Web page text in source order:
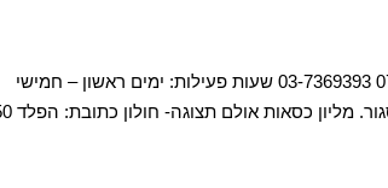
מליון כיסאות סניף יבנה כתובת: דותן 2, יבנה. טלפון בסניף: 073-3265652 03-7369393 שעות פעילות: ימים ראשון – חמישי